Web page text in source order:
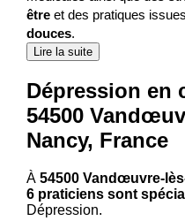
êtreet des pratiques
douces.
Lire la suite
Dépression en
54500
Nancy, France
À 54500 Vandœuvre-
6 praticiens sont
Dépression.